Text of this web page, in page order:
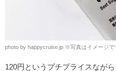
photo by happycruise.jp ※写真はイメージで
120円というプチプライスなが